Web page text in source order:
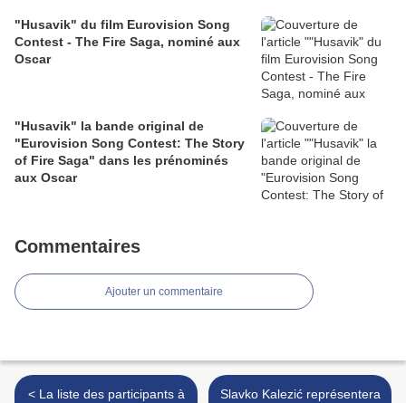
"Husavik" du film Eurovision Song
Contest - The Fire Saga, nominé aux
Oscar
"Husavik" la bande original de
"Eurovision Song Contest: The Story
of Fire Saga" dans les prénominés
aux Oscar
Commentaires
Ajouter un commentaire
< La liste des participants à
Slavko Kalezić représentera